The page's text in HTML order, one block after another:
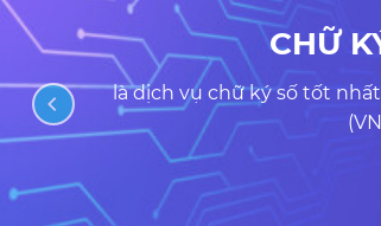
CHỮ
là dịch vụ chữ ký số tốt